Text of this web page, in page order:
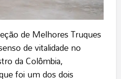
de Melhores Truques
de vitalidade no
da Colômbia,
foi um dos dois